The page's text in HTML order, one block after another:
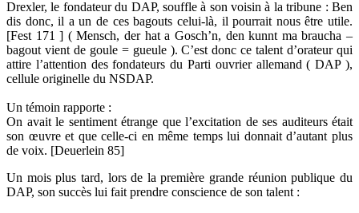
Drexler, le fondateur du DAP, souffle à son voisin à la tribune : Ben
dis donc, il a un de ces bagouts celui-là, il pourrait nous être utile.
[Fest 171 ] ( Mensch, der hat a Gosch’n, den kunnt ma braucha –
bagout vient de goule = gueule ). C’est donc ce talent d’orateur qui
attire l’attention des fondateurs du Parti ouvrier allemand ( DAP ),
cellule originelle du NSDAP.
Un témoin rapporte :
On avait le sentiment étrange que l’excitation de ses auditeurs était
son œuvre et que celle-ci en même temps lui donnait d’autant plus
de voix. [Deuerlein 85]
Un mois plus tard, lors de la première grande réunion publique du
DAP, son succès lui fait prendre conscience de son talent :